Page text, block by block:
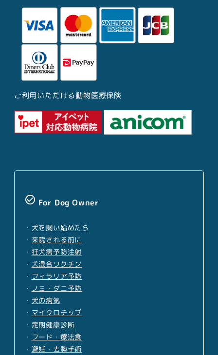
ご利用いただける動物医療保険
check_circle_outline For Dog Owner
・ 犬を飼い始めたら
・ 来院される前に
・ 狂犬病予防注射
・ 犬混合ワクチン
・ フィラリア予防
・ ノミ・ダニ予防
・ 犬の病気
・ マイクロチップ
・ 定期健康診断
・ フード・療法食
・ 避妊・去勢手術